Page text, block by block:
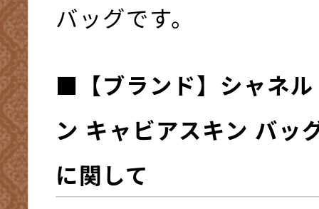
バッグです。
■ 【ブランド】 シャネ
ン キャビアスキン バッ
に関して